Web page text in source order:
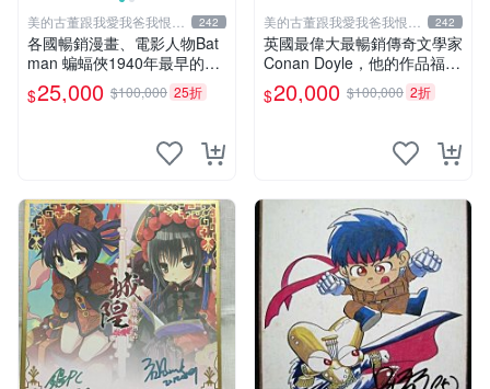
美的古董跟我愛我爸我恨壞
人
242
各國暢銷漫畫、電影人物Bat
man 蝙蝠俠1940年最早的創
作者，這本書是Batman and
me 是Bob Kane 1990年出的
$25,000 $100,000 25折
美的古董跟我愛我爸我恨壞
人
242
英國最偉大最暢銷傳奇文學家
Conan Doyle，他的作品福爾
摩斯犯罪偵探集在250國暢銷
文學小說、電影
$20,000 $100,000 2折